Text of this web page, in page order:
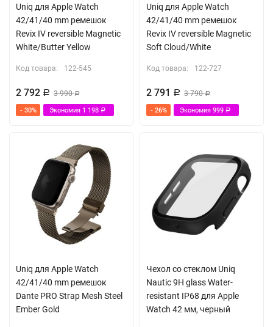
Uniq для Apple Watch
42/41/40 mm ремешок
Revix IV reversible Magnetic
White/Butter Yellow
Код товара: 122-545
2 792 Р 3 990Р
- 30% Экономия 1 198 Р
Uniq для Apple Watch
42/41/40 mm ремешок
Revix IV reversible Magnetic
Soft Cloud/White
Код товара: 122-727
2 791 Р 3 790Р
- 26% Экономия 999 Р
Uniq для Apple Watch
42/41/40 mm ремешок
Dante PRO Strap Mesh Steel
Ember Gold
Чехол со стеклом Uniq
Nautic 9H glass Water-
resistant IP68 для Apple
Watch 42 мм, черный